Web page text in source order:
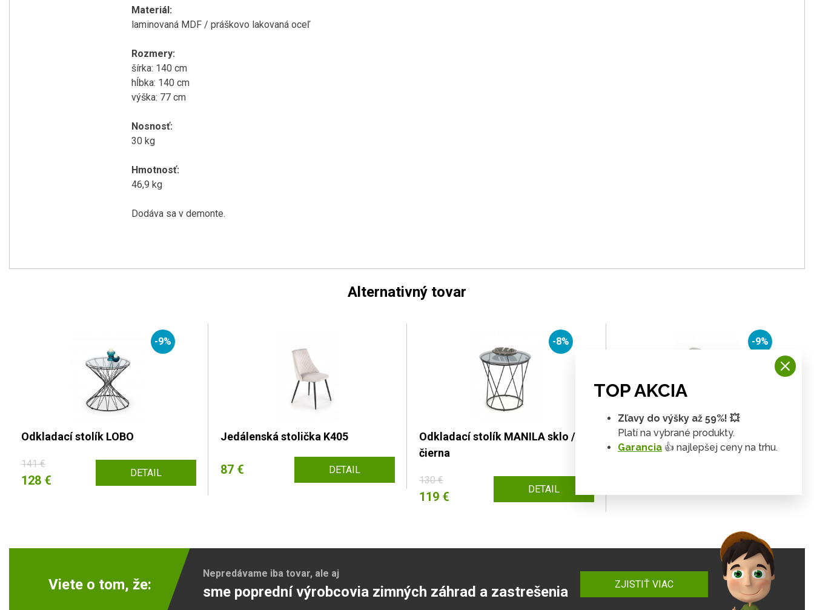
Materiál :
laminovaná MDF / práškovo lakovaná oceľ
Rozmery:
šírka: 140 cm
hĺbka: 140 cm
výška: 77 cm
Nosnosť:
30 kg
Hmotnosť:
46,9 kg
Dodáva sa v demonte.
Alternativný tovar
-9%
Odkladací stolík LOBO
141 €
128 € DETAIL
Jedálenská stolička K405
87 € DETAIL
-8%
Odkladací stolík MANILA sklo /
čierna
130 €
119 € DETAIL
-9%
Jedálenské kreslo K357
Viete o tom, že:
Nepredávame iba tovar, ale aj
sme poprední výrobcovia zimných záhrad a zastrešenia ZJISTIŤ VIAC
TOP AKCIA
Zľavy do výšky až 59%! 💥
Platí na vybrané produkty.
Garancia 👍 najlepšej ceny na trhu.